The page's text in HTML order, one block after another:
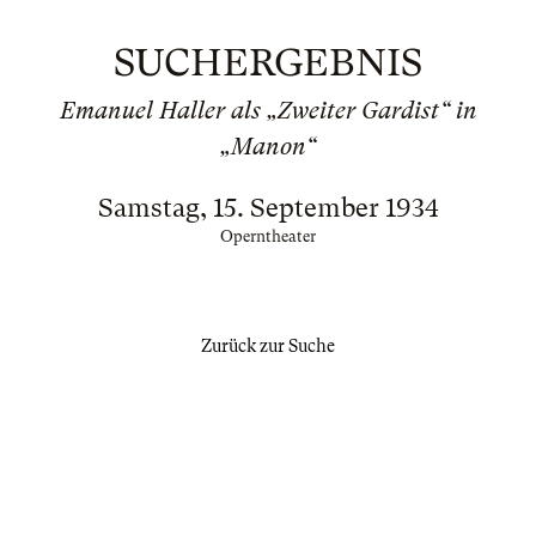
SUCHERGEBNIS
Emanuel Haller als „Zweiter Gardist“ in
„Manon“
Samstag, 15. September 1934
Operntheater
Zurück zur Suche